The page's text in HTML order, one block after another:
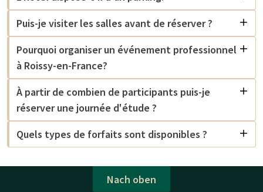
Puis-je visiter les salles avant de réserver ?
Pourquoi organiser un événement professionnel
à Roissy-en-France?
À partir de combien de participants puis-je
réserver une journée d'étude ?
Quels types de forfaits sont disponibles ?
Nach oben